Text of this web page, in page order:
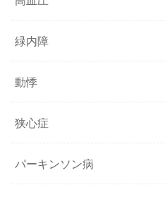
緑内障
動悸
狭心症
パーキンソン病